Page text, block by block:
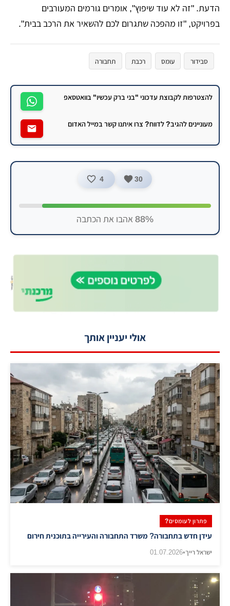
הדעת. "זה לא עוד שיפוץ", אומרים גורמים המעורבים
בפרויקט, "זו מהפכה שתגרום לכם להשאיר את הרכב בבית".
סבידור עומס רכבת תחבורה
להצטרפות לקבוצת עדכוני "בני ברק עכשיו" בוואטסאפ
מעוניינים להגיב? לדווח? צרו איתנו קשר במייל האדום
30
4
88% אהבו את הכתבה
אולי יעניין אותך
פתרון לעומסים?
עידן חדש בתחבורה? משרד התחבורה והעירייה בתוכנית חירום
ישראל רייך•
01.07.2026